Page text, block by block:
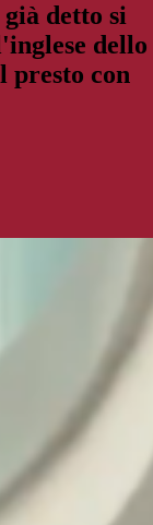
detto si
dello
presto con